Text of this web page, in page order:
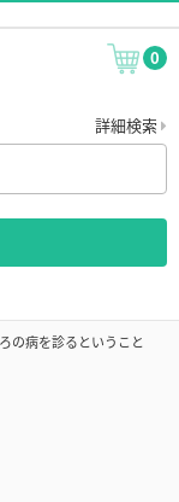
0
詳細検索
の病を診るということ